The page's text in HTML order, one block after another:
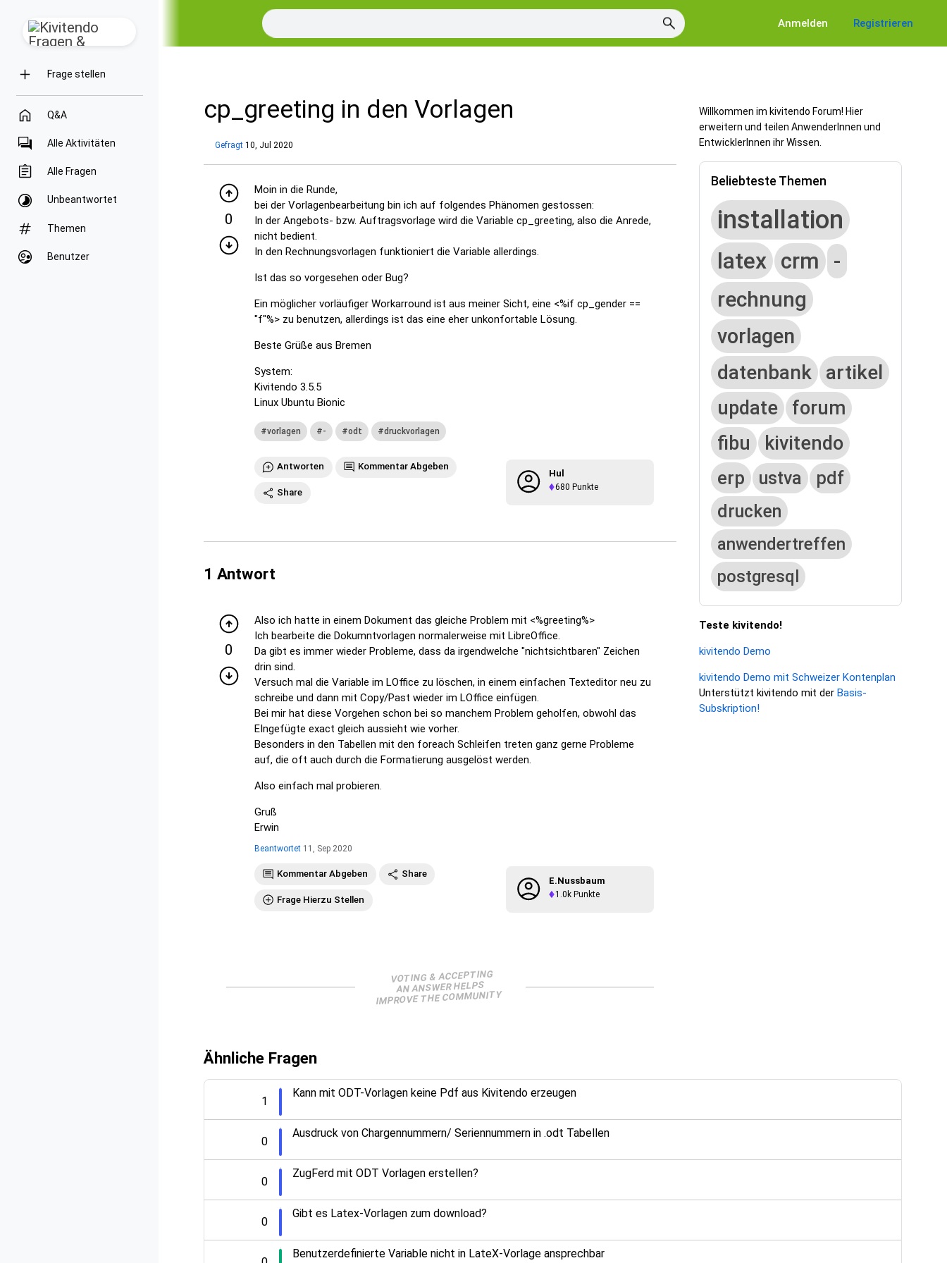
Anmelden Registrieren
Frage stellen
Q&A
Alle Aktivitäten
Alle Fragen
Unbeantwortet
Themen
Benutzer
cp_greeting in den Vorlagen
Gefragt 10, Jul 2020
0
Moin in die Runde,
bei der Vorlagenbearbeitung bin ich auf folgendes Phänomen gestossen:
In der Angebots- bzw. Auftragsvorlage wird die Variable cp_greeting, also die Anrede,
nicht bedient.
In den Rechnungsvorlagen funktioniert die Variable allerdings.
Ist das so vorgesehen oder Bug?
Ein möglicher vorläufiger Workarround ist aus meiner Sicht, eine <%if cp_gender ==
"f"%> zu benutzen, allerdings ist das eine eher unkonfortable Lösung.
Beste Grüße aus Bremen
System:
Kivitendo 3.5.5
Linux Ubuntu Bionic
vorlagen - odt druckvorlagen
Hul
680 Punkte
Antworten Kommentar Abgeben
Share
1 Antwort
0
Also ich hatte in einem Dokument das gleiche Problem mit <%greeting%>
Ich bearbeite die Dokumntvorlagen normalerweise mit LibreOffice.
Da gibt es immer wieder Probleme, dass da irgendwelche "nichtsichtbaren" Zeichen
drin sind.
Versuch mal die Variable im LOffice zu löschen, in einem einfachen Texteditor neu zu
schreibe und dann mit Copy/Past wieder im LOffice einfügen.
Bei mir hat diese Vorgehen schon bei so manchem Problem geholfen, obwohl das
EIngefügte exact gleich aussieht wie vorher.
Besonders in den Tabellen mit den foreach Schleifen treten ganz gerne Probleme
auf, die oft auch durch die Formatierung ausgelöst werden.
Also einfach mal probieren.
Gruß
Erwin
Beantwortet 11, Sep 2020
E.nussbaum
1.0k Punkte
Kommentar Abgeben Share
Frage Hierzu Stellen
VOTING & ACCEPTING
AN ANSWER HELPS
IMPROVE THE COMMUNITY
Willkommen im kivitendo Forum! Hier
erweitern und teilen AnwenderInnen und
EntwicklerInnen ihr Wissen.
Beliebteste Themen
installation
latex crm
-
rechnung
vorlagen
datenbank artikel
update
forum
fibu
kivitendo
erp ustva
pdf
drucken
anwendertreffen
postgresql
Teste kivitendo!
kivitendo Demo
kivitendo Demo mit Schweizer Kontenplan
Unterstützt kivitendo mit der Basis-
Subskription!
Ähnliche Fragen
1
Kann mit ODT-Vorlagen keine Pdf aus Kivitendo erzeugen
0
Ausdruck von Chargennummern/ Seriennummern in .odt Tabellen
0
ZugFerd mit ODT Vorlagen erstellen?
0
Gibt es Latex-Vorlagen zum download?
Benutzerdefinierte Variable nicht in LateX-Vorlage ansprechbar